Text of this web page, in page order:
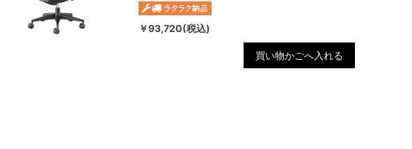
￥93,720(税込)
買い物かごへ入れる